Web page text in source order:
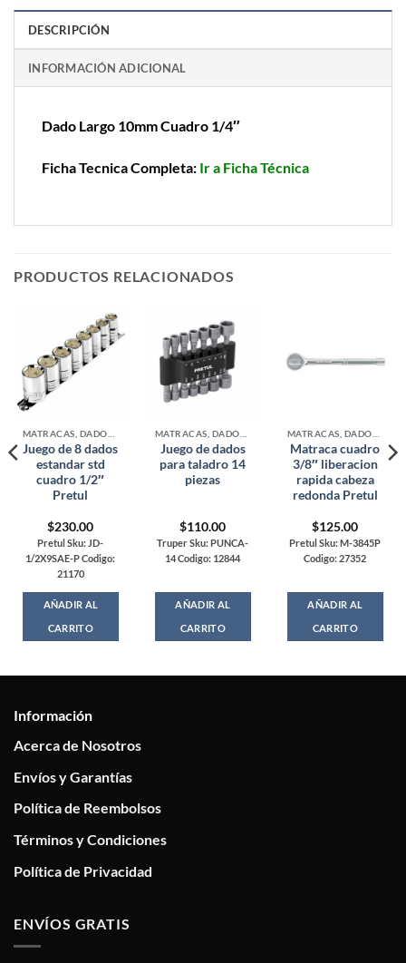
DESCRIPCIÓN
INFORMACIÓN ADICIONAL
Dado Largo 10mm Cuadro 1/4″
Ficha Tecnica Completa: Ir a Ficha Técnica
PRODUCTOS RELACIONADOS
Juego de 8 dados
estandar std
cuadro 1/2″
Pretul
$230.00
Pretul Sku: JD-
1/2X9SAE-P Codigo:
21170
AÑADIR AL
CARRITO
Juego de dados
para taladro 14
piezas
$110.00
Truper Sku: PUNCA-
14 Codigo: 12844
AÑADIR AL
CARRITO
Matraca cuadro
3/8″ liberacion
rapida cabeza
redonda Pretul
$125.00
Pretul Sku: M-3845P
Codigo: 27352
AÑADIR AL
CARRITO
Información
Acerca de Nosotros
Envíos y Garantías
Política de Reembolsos
Términos y Condiciones
Política de Privacidad
ENVÍOS GRATIS